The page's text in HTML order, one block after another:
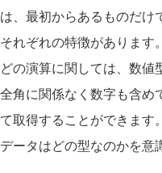
、最初からあるものだけ
れぞれの特徴があります。
の演算に関しては、数
角に関係なく数字も含
取得することができます。
ータはどの型なのかを意